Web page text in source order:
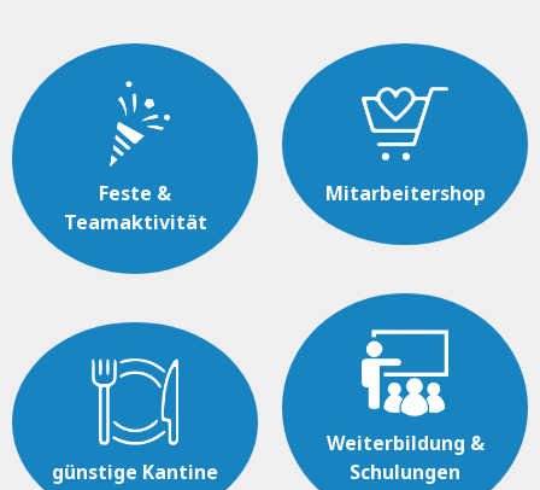
Feste &
Teamaktivität
günstige Kantine
Mitarbeitershop
Weiterbildung &
Schulungen